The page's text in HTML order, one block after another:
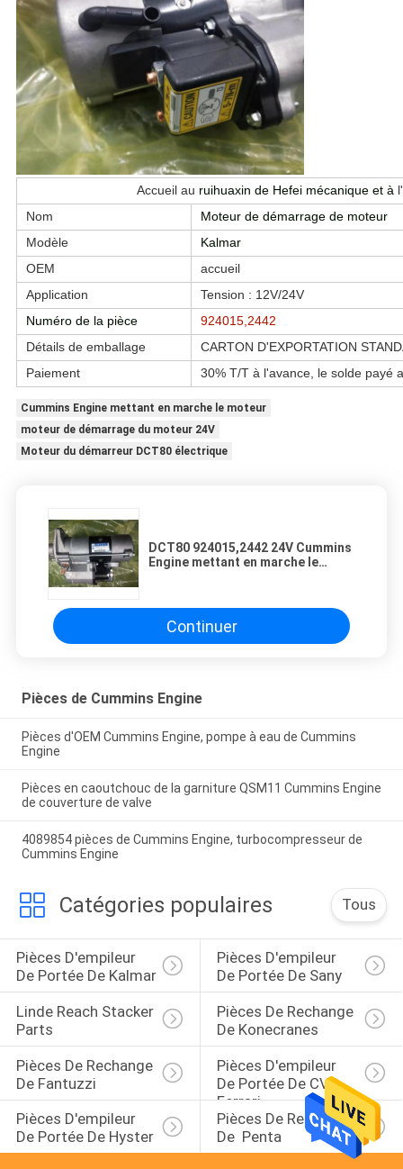
Accueil au ruihuaxin de Hefei mécanique et à l'
Nom
Moteur de démarrage de moteur
Modèle
Kalmar
OEM
accueil
Application
Tension : 12V/24V
Numéro de la pièce
924015,2442
Détails de emballage
CARTON D'EXPORTATION
Paiement
30% T/T à l'avance, le solde payé
Cummins Engine mettant en marche le moteur
moteur de démarrage du moteur 24V
Moteur du démarreur DCT80 électrique
DCT80 924015,2442 24V Cummins
Engine mettant en marche le
Continuer
Pièces de Cummins Engine
Pièces d'OEM Cummins Engine, pompe à eau de Cummins
Engine
Pièces en caoutchouc de la garniture QSM11 Cummins Engine
de couverture de valve
4089854 pièces de Cummins Engine, turbocompresseur de
Cummins Engine
Catégories populaires Tous
Pièces D'empileur
De Portée De Kalmar
Pièces D'empileur
De Portée De Sany
Linde Reach Stacker
Parts
Pièces De Rechange
De Konecranes
Pièces De Rechange
De Fantuzzi
Pièces D'empileur
De Portée De CVS
Ferrari
Pièces D'empileur
De Portée De Hyster
Pièces De Rechange
De  Penta